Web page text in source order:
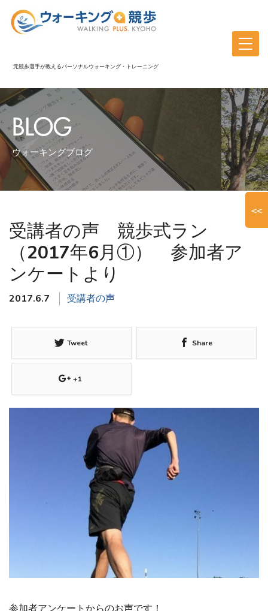
元競歩選手が教えるパーソナルウォーキング・トレーニング
BLOG
ウォーキングブログ
受講者の声 競歩式ラン
（2017年6月①） 参加者ア
ンケートより
2017.6.7 受講者の声
Tweet Share
+1
<<